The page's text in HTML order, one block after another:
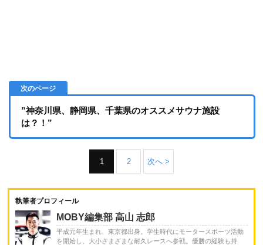
”神奈川県、静岡県、千葉県のオススメサウナ施設
は？！”
1 2 次へ >
執筆者プロフィール
MOBY編集部 高山 志郎
平成元年生まれ、東京都出身。学生時代にモータースポーツ活動
を開始し、大小さまざまな耐久レースへ参戦。優勝の経験も持